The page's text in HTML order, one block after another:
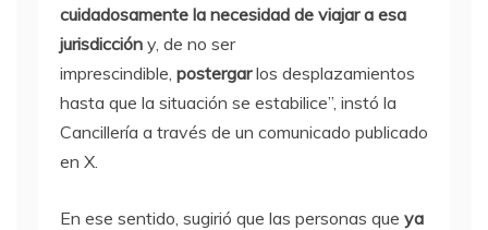
cuidadosamente la necesidad de viajar a esa
jurisdicción y, de no ser
imprescindible, postergarlos desplazamientos
hasta que la situación se estabilice”, instó la
Cancillería a través de un comunicado publicado
en X.
En ese sentido, sugirió que las personas que ya